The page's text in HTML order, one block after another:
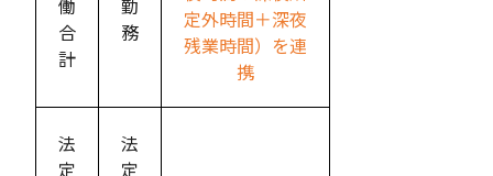
働
合
計
勤
務
定外時間＋深夜
残業時間）を連
携
法
定
法
定